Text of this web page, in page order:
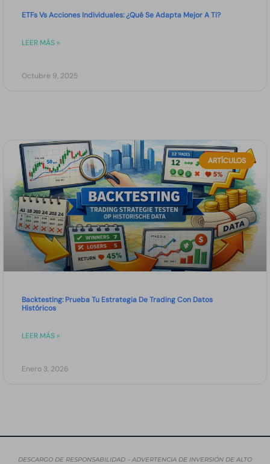
ETFs Vs Acciones Individuales: ¿Qué Se Adapta Mejor A Ti?
LEER MÁS »
Octubre 9, 2025
ARTÍCULOS
Backtesting: Prueba Tu Estrategia De Trading Con Datos
Históricos
LEER MÁS »
Enero 3, 2026
DESCARGO DE RESPONSABILIDAD – ADVERTENCIA DE INVERSIÓN DE ALTO